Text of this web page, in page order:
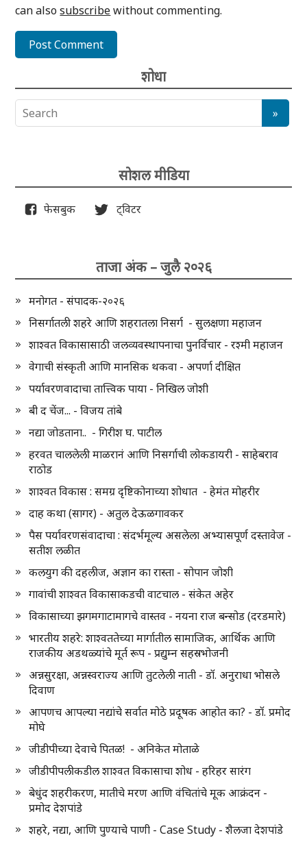
can alsosubscribewithout commenting.
शोधा
सोशल मीडिया
फेसबुक ट्विटर
ताजा अंक – जुलै २०२६
मनोगत - संपादक-२०२६
निसर्गातली शहरे आणि शहरातला निसर्ग - सुलक्षणा महाजन
शाश्वत विकासासाठी जलव्यवस्थापनाचा पुनर्विचार - रश्मी महाजन
वेगाची संस्कृती आणि मानसिक थकवा - अपर्णा दीक्षित
पर्यावरणवादाचा तात्त्विक पाया - निखिल जोशी
बी द चेंज... - विजय तांबे
नद्या जोडताना.. - गिरीश घ. पाटील
हरवत चाललेली माळरानं आणि निसर्गाची लोकडायरी - साहेबराव
राठोड
शाश्वत विकास : समग्र दृष्टिकोनाच्या शोधात - हेमंत मोहरीर
दाह कथा (सागर) - अतुल देऊळगावकर
पैस पर्यावरणसंवादाचा : संदर्भमूल्य असलेला अभ्यासपूर्ण दस्तावेज -
सतीश लळीत
कलयुग की दहलीज, अज्ञान का रास्ता - सोपान जोशी
गावांची शाश्वत विकासाकडची वाटचाल - संकेत अहेर
विकासाच्या झगमगाटामागचे वास्तव - नयना राज बन्सोड (दरडमारे)
भारतीय शहरे: शाश्वततेच्या मार्गातील सामाजिक, आर्थिक आणि
राजकीय अडथळ्यांचे मूर्त रूप - प्रद्युम्न सहस्रभोजनी
अन्नसुरक्षा, अन्नस्वराज्य आणि तुटलेली नाती - डॉ. अनुराधा भोसले
दिवाण
आपणच आपल्या नद्यांचे सर्वात मोठे प्रदूषक आहोत का? - डॉ. प्रमोद
मोघे
जीडीपीच्या देवाचे पितळ! - अनिकेत मोताळे
जीडीपीपलीकडील शाश्वत विकासाचा शोध - हरिहर सारंग
बेधुंद शहरीकरण, मातीचे मरण आणि वंचितांचे मूक आक्रंदन -
प्रमोद देशपांडे
शहरे, नद्या, आणि पुण्याचे पाणी - Case Study - शैलजा देशपांडे